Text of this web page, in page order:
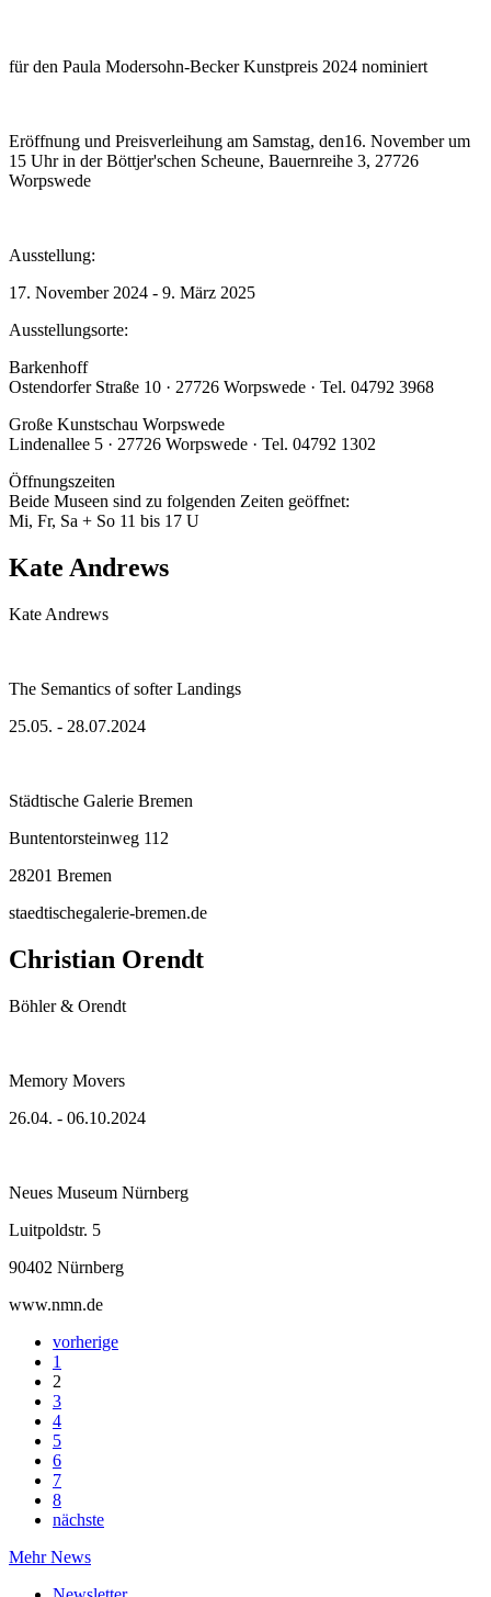
für den Paula Modersohn-Becker Kunstpreis 2024 nominiert
Eröffnung und Preisverleihung am Samstag, den16. November um
15 Uhr in der Böttjer'schen Scheune, Bauernreihe 3, 27726
Worpswede
Ausstellung:
17. November 2024 - 9. März 2025
Ausstellungsorte:
Barkenhoff
Ostendorfer Straße 10 · 27726 Worpswede · Tel. 04792 3968
Große Kunstschau Worpswede
Lindenallee 5 · 27726 Worpswede · Tel. 04792 1302
Öffnungszeiten
Beide Museen sind zu folgenden Zeiten geöffnet:
Mi, Fr, Sa + So 11 bis 17 U
Kate Andrews
Kate Andrews
The Semantics of softer Landings
25.05. - 28.07.2024
Städtische Galerie Bremen
Buntentorsteinweg 112
28201 Bremen
staedtischegalerie-bremen.de
Christian Orendt
Böhler & Orendt
Memory Movers
26.04. - 06.10.2024
Neues Museum Nürnberg
Luitpoldstr. 5
90402 Nürnberg
www.nmn.de
vorherige
1
2
3
4
5
6
7
8
nächste
Mehr News